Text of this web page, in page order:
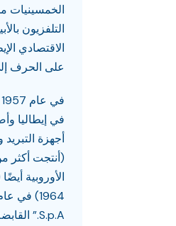
الخمسينيات
التلفزيون
على الحرف
أجهزة